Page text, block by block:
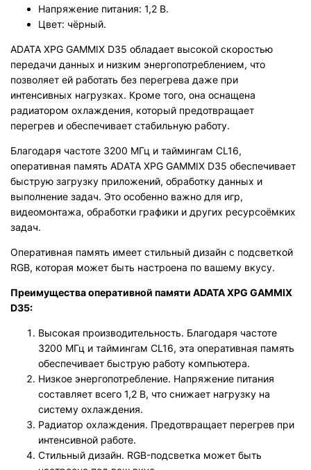
Напряжение питания: 1,2 В.
Цвет: чёрный.
ADATA XPG GAMMIX D35 обладает высокой скоростью
передачи данных и низким энергопотреблением, что
позволяет ей работать без перегрева даже при
интенсивных нагрузках. Кроме того, она оснащена
радиатором охлаждения, который предотвращает
перегрев и обеспечивает стабильную работу.
Благодаря частоте 3200 МГц и таймингам CL16,
оперативная память ADATA XPG GAMMIX D35 обеспечивает
быструю загрузку приложений, обработку данных и
выполнение задач. Это особенно важно для игр,
видеомонтажа, обработки графики и других ресурсоёмких
задач.
Оперативная память имеет стильный дизайн с подсветкой
RGB, которая может быть настроена по вашему вкусу.
Преимущества оперативной памяти ADATA XPG GAMMIX
D35:
Высокая производительность. Благодаря частоте
3200 МГц и таймингам CL16, эта оперативная память
обеспечивает быструю работу компьютера.
Низкое энергопотребление. Напряжение питания
составляет всего 1,2 В, что снижает нагрузку на
систему охлаждения.
Радиатор охлаждения. Предотвращает перегрев при
интенсивной работе.
Стильный дизайн. RGB-подсветка может быть